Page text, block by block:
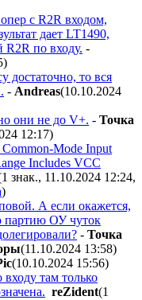
с R2R входом,
дает LT1490,
R2R по входу. -
)
достаточно, то вся
- Andreas(10.10.2024
они не до V+. - Toчкa
12:17)
Mode Input
Includes VCC
знак., 11.10.2024 12:24,
)
А если окажется,
партию ОУ чуток
- Toчкa
(11.10.2024 13:58)
(10.10.2024 15:56)
там только
reZident(1